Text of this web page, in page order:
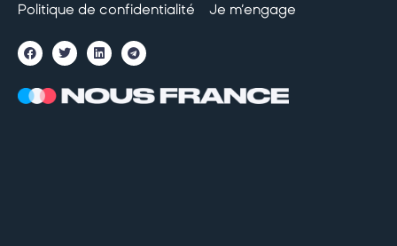
Politique de confidentialité Je m’engage